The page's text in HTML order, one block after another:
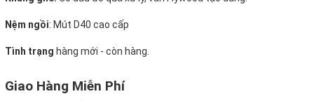
Nệm ngồi: Mút D40 cao cấp
Tình trạng hàng mới - còn hàng.
Giao Hàng Miễn Phí